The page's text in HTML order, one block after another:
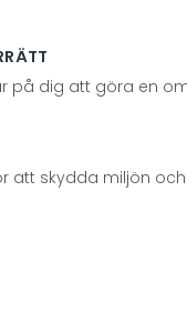
på dig att göra en
att skydda miljön